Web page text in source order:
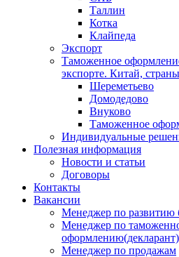
Таллин
Котка
Клайпеда
Экспорт
Таможенное
экспорте. Китай,
Шереметьево
Домодедово
Внуково
Таможенное
Индивидуальные
Полезная информация
Новости и статьи
Договоры
Контакты
Вакансии
Менеджер по развитию
Менеджер по
оформлению(декларант)
Менеджер по продажам